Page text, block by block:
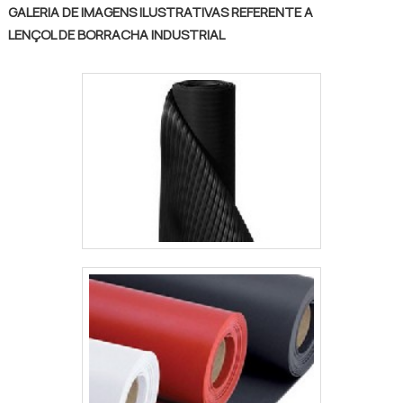
GALERIA DE IMAGENS ILUSTRATIVAS REFERENTE A
LENÇOL DE BORRACHA INDUSTRIAL